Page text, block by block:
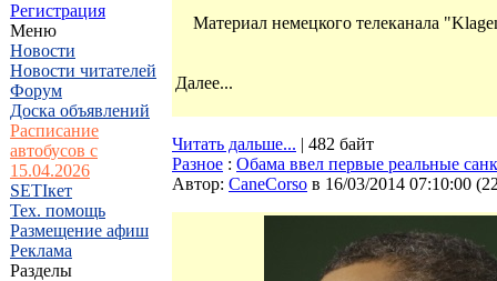
Регистрация
Меню
Новости
Новости читателей
Форум
Доска объявлений
Расписание
автобусов с
15.04.2026
SETIкет
Тех. помощь
Размещение афиш
Реклама
Разделы
Материал немецкого телеканала
Далее...
Читать дальше... | 482 байт
Разное : Обама ввел первые реальные
Автор: CaneCorso в 16/03/2014 07:10:00 (